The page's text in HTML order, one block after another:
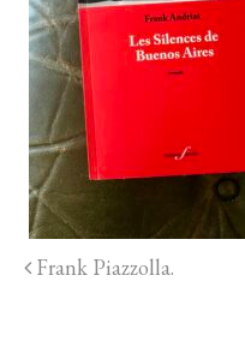
Frank Piazzolla.